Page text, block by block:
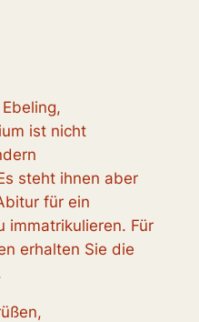
ist nicht
steht ihnen aber
für ein
immatrikulieren. Für
erhalten Sie die